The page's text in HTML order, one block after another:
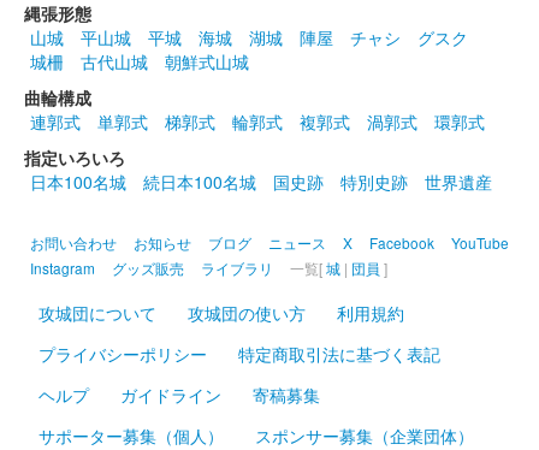
沼田城跡 御城印
販売終了
販売終了
沼田城跡 御城印 ひなまつり
販売終了
縄張形態
山城
平山城 平城 海城 湖城 陣屋 チャシ
グスク
城柵
古代山城
朝鮮式山城
曲輪構成
連郭式
単郭式 梯郭式 輪郭式 複郭式 渦郭式
環郭式
指定いろいろ
日本100名城
続日本100名城 国史跡 特別史跡 世界遺産
お問い合わせ お知らせ ブログ ニュース X Facebook
YouTube
Instagram
グッズ販売 ライブラリ 一覧[城 | 団員 ]
攻城団について 攻城団の使い方
利用規約
プライバシーポリシー
特定商取引法に基づく表記
ヘルプ
ガイドライン
寄稿募集
サポーター募集（個人）
スポンサー募集（企業団体）